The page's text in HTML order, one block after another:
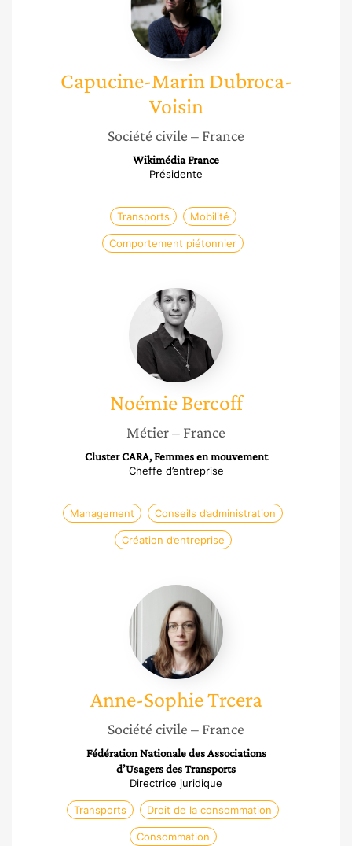
Dubroca-
Voisin
Capucine-Marin Dubroca-
Voisin
Société civile – France
Wikimédia France
Présidente
Transports Mobilité
Comportement piétonnier
Noémie
Bercoff
Noémie Bercoff
Métier– France
Cluster CARA, Femmes en mouvement
Cheffe d’entreprise
Management Conseils d’administration
Création d’entreprise
Anne-
Sophie
Trcera
Anne-SophieTrcera
Société civile – France
Fédération Nationale des Associations
d’Usagers des Transports
Directrice juridique
Transports Droit de la consommation
Consommation